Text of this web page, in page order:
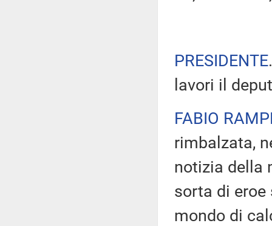
PRESIDENTE
lavori il
FABIO
rimbalzata,
notizia della
sorta di
mondo di